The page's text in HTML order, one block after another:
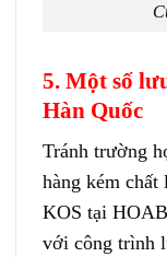
5. Một số
Hàn Quốc
Tránh trường
hàng kém chất
KOS tại
với công trình